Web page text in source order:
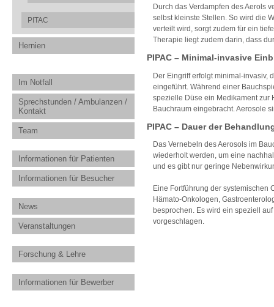
PITAC
Hernien
Im Notfall
Sprechstunden / Ambulanzen /
Kontakt
Team
Informationen für Patienten
Informationen für Besucher
News
Veranstaltungen
Forschung & Lehre
Informationen für Bewerber
Durch das Verdampfen des Aerols
selbst kleinste Stellen. So wird die
verteilt wird, sorgt zudem für ein
Therapie liegt zudem darin, dass
PIPAC – Minimal-invasive
Der Eingriff erfolgt minimal-invasiv,
eingeführt. Während einer
spezielle Düse ein Medikament zur
Bauchraum eingebracht. Aerosole
PIPAC – Dauer der
Das Vernebeln des Aerosols im
wiederholt werden, um eine
und es gibt nur geringe
Eine Fortführung der systemischen
Hämato-Onkologen,
besprochen. Es wird ein speziell
vorgeschlagen.